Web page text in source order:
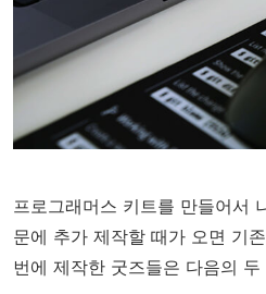
프로그래머스 키트를 만들어서
문에 추가 제작할 때가 오면 기
번에 제작한 굿즈들은 다음의